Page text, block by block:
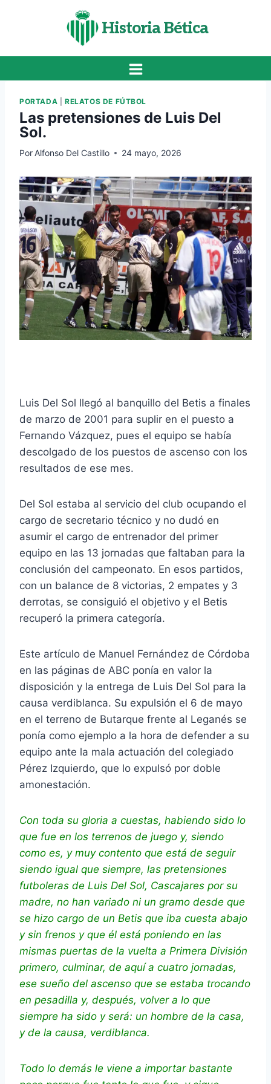
Historia Bética
PORTADA RELATOS DE FÚTBOL
Las pretensiones de Luis Del
Sol.
Por Alfonso Del Castillo 24 mayo, 2026
Luis Del Sol llegó al banquillo del Betis a finales
de marzo de 2001 para suplir en el puesto a
Fernando Vázquez, pues el equipo se había
descolgado de los puestos de ascenso con los
resultados de ese mes.
Del Sol estaba al servicio del club ocupando el
cargo de secretario técnico y no dudó en
asumir el cargo de entrenador del primer
equipo en las 13 jornadas que faltaban para la
conclusión del campeonato. En esos partidos,
con un balance de 8 victorias, 2 empates y 3
derrotas, se consiguió el objetivo y el Betis
recuperó la primera categoría.
Este artículo de Manuel Fernández de Córdoba
en las páginas de ABC ponía en valor la
disposición y la entrega de Luis Del Sol para la
causa verdiblanca. Su expulsión el 6 de mayo
en el terreno de Butarque frente al Leganés se
ponía como ejemplo a la hora de defender a su
equipo ante la mala actuación del colegiado
Pérez Izquierdo, que lo expulsó por doble
amonestación.
Con toda su gloria a cuestas, habiendo sido lo
que fue en los terrenos de juego y, siendo
como es, y muy contento que está de seguir
siendo igual que siempre, las pretensiones
futboleras de Luis Del Sol, Cascajares por su
madre, no han variado ni un gramo desde que
se hizo cargo de un Betis que iba cuesta abajo
y sin frenos y que él está poniendo en las
mismas puertas de la vuelta a Primera División
primero, culminar, de aquí a cuatro jornadas,
ese sueño del ascenso que se estaba trocando
en pesadilla y, después, volver a lo que
siempre ha sido y será: un hombre de la casa,
y de la causa, verdiblanca.
Todo lo demás le viene a importar bastante